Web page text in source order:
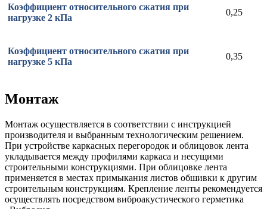
Коэффициент относительного сжатия при
нагрузке 2 кПа
0,25
Коэффициент относительного сжатия при
нагрузке 5 кПа
0,35
Монтаж
Монтаж осуществляется в соответствии с инструкцией
производителя и выбранным технологическим решением.
При устройстве каркасных перегородок и облицовок лента
укладывается между профилями каркаса и несущими
строительными конструкциями. При облицовке лента
применяется в местах примыкания листов обшивки к другим
строительным конструкциям. Крепление ленты рекомендуется
осуществлять посредством виброакустического герметика